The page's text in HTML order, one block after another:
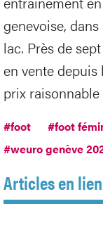
genevoise,
lac. Près de
en vente depuis
prix raisonnable
#foot #foot
#weuro genève
Articles en lien